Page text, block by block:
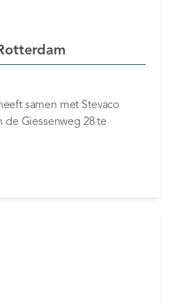
samen met Stevaco
de Giessenweg 28 te